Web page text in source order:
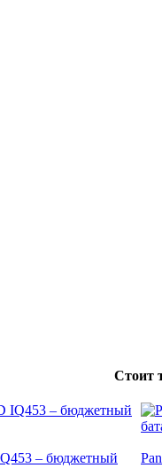
Стоит
– бюджетный